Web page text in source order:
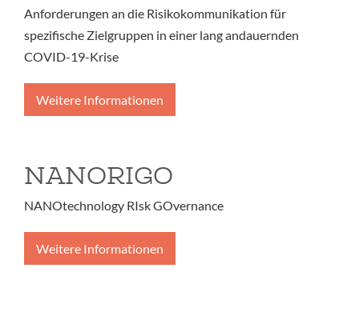
Anforderungen an die Risikokommunikation für
spezifische Zielgruppen in einer lang andauernden
COVID-19-Krise
Weitere Informationen
NANORIGO
NANOtechnology RIsk GOvernance
Weitere Informationen